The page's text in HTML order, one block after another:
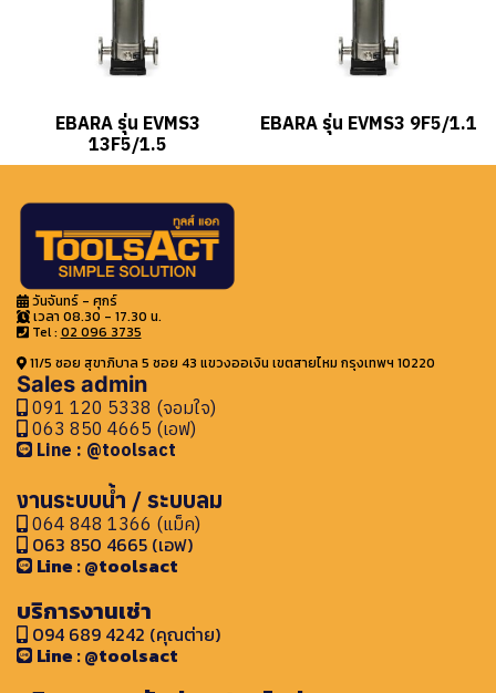
EBARA รุ่น EVMS3
13F5/1.5
EBARA รุ่น EVMS3 9F5/1.1
วันจันทร์ - ศุกร์
เวลา 08.30 - 17.30 น.
Tel : 02 096 3735
11/5 ซอย สุขาภิบาล 5 ซอย 43 แขวงออเงิน เขตสายไหม กรุงเทพฯ 10220
Sales admin
091 120 5338 (จอมใจ)
063 850 4665 (เอฟ)
Line : @toolsact
งานระบบน้ำ / ระบบลม
064 848 1366 (แม็ค)
063 850 4665 (เอฟ)
Line : @toolsact
บริการงานเช่า
094 689 4242 (คุณต่าย)
Line : @toolsact